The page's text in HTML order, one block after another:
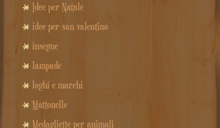
Idee per Natale
idee per san valentino
insegne
lampade
loghi e marchi
Mattonelle
Medagliette per animali